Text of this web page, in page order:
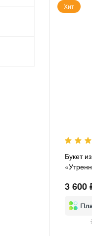
Хит
Букет
3 600